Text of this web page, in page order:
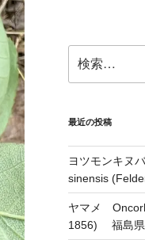
索:
最近の投稿
ヨツモンキ
sinensis
ヤマメ
1856) 福島